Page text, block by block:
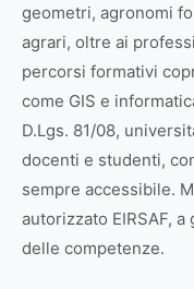
geometri, agronomi
agrari, oltre ai
percorsi formativi
come GIS e
D.Lgs. 81/08,
docenti e studenti,
sempre accessibile.
autorizzato EIRSAF,
delle competenze.